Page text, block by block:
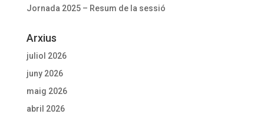
Jornada 2025 – Resum de la sessió
Arxius
juliol 2026
juny 2026
maig 2026
abril 2026